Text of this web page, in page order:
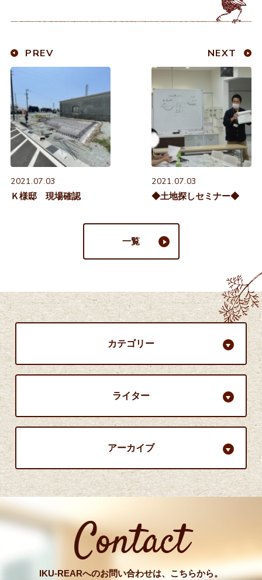
PREV
2021.07.03
Ｋ様邸 現場確認
NEXT
2021.07.03
◆土地探しセミナー◆
一覧
カテゴリー
ライター
アーカイブ
Contact
IKU-REARへのお問い合わせは、こちらから。